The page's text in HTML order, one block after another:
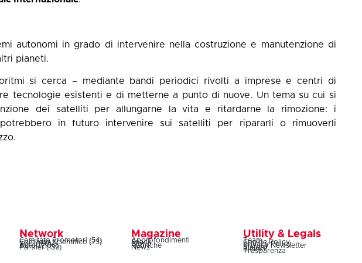
autonomi in grado di intervenire nella costruzione e manutenzione di
pianeti.
si cerca – mediante bandi periodici rivolti a imprese e centri di
tecnologie esistenti e di metterne a punto di nuove. Un tema su cui si
dei satelliti per allungarne la vita e ritardarne la rimozione: i
in futuro intervenire sui satelliti per ripararli o rimuoverli
Network
Comitato Promotori (54)
Comitato Scientifico (73)
Soci (160)
Autori (106)
Partner (139)
Magazine
Approfondimenti
Snack
Storie
Rubriche
News
Utility & Legals
Team
Cookie Policy
Privacy Policy
Privacy Newsletter
Statuto
Bilanci
Trasparenza